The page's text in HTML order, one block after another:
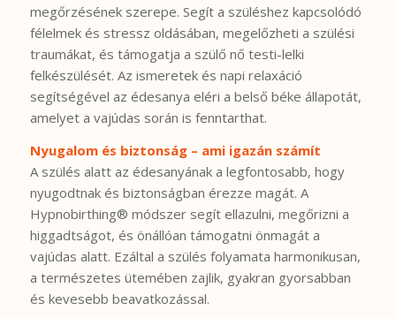
megőrzésének szerepe. Segít a szüléshez kapcsolódó
félelmek és stressz oldásában, megelőzheti a szülési
traumákat, és támogatja a szülő nő testi-lelki
felkészülését. Az ismeretek és napi relaxáció
segítségével az édesanya eléri a belső béke állapotát,
amelyet a vajúdas során is fenntarthat.
Nyugalom és biztonság – ami igazán számít
A szülés alatt az édesanyának a legfontosabb, hogy
nyugodtnak és biztonságban érezze magát. A
Hypnobirthing® módszer segít ellazulni, megőrizni a
higgadtságot, és önállóan támogatni önmagát a
vajúdas alatt. Ezáltal a szülés folyamata harmonikusan,
a természetes ütemében zajlik, gyakran gyorsabban
és kevesebb beavatkozással.